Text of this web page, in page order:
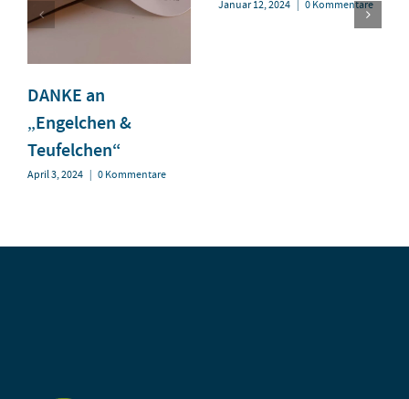
DANKE an
„Engelchen &
Teufelchen“
April 3, 2024 | 0 Kommentare
Januar 12, 2024 | 0 Kommentare